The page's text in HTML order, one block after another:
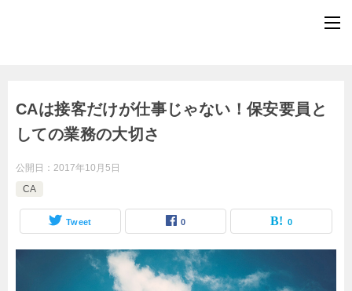
CAは接客だけが仕事じゃない！保安要員と
しての業務の大切さ
公開日： 2017年10月5日
CA
Tweet 0 0